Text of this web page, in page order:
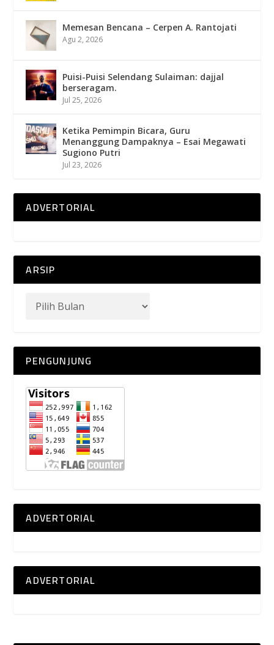
Memesan Bencana – Cerpen A. Rantojati
Agu 2, 2026
Puisi-Puisi Selendang Sulaiman: dajjal
berseragam.
Jul 25, 2026
Ketika Pemimpin Bicara, Guru
Menanggung Dampaknya – Esai Megawati
Sugiono Putri
Jul 23, 2026
ADVERTORIAL
ARSIP
PENGUNJUNG
ADVERTORIAL
ADVERTORIAL